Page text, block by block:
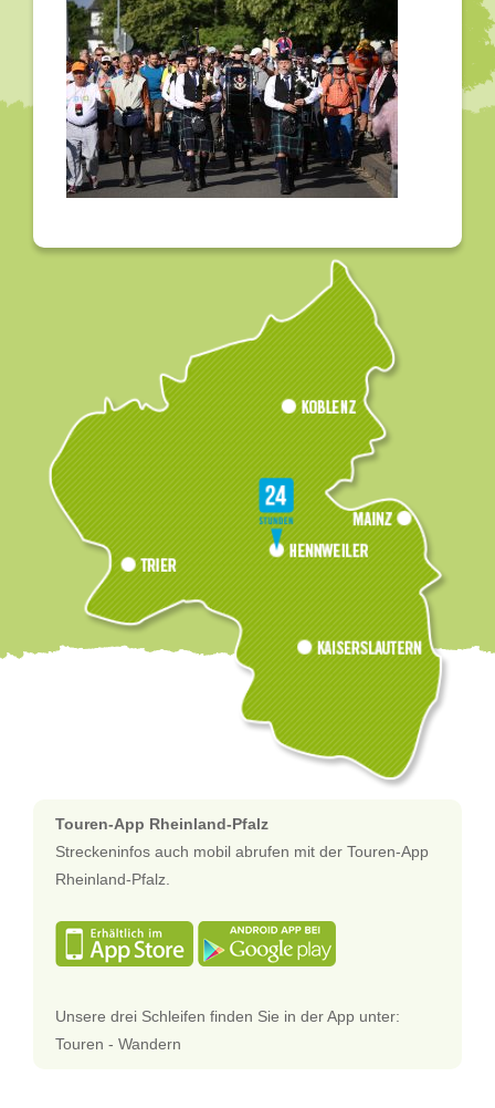
Touren-App Rheinland-Pfalz
Streckeninfos auch mobil abrufen mit der Touren-App
Rheinland-Pfalz.
Unsere drei Schleifen finden Sie in der App unter:
Touren - Wandern